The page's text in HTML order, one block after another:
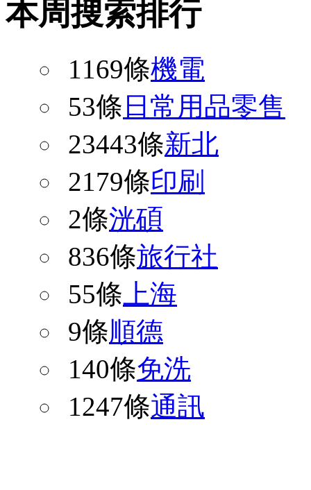
本周搜索排行
1169條機電
53條日常用品零售
23443條新北
2179條印刷
2條洸碩
836條旅行社
55條 上海
9條順德
140條免洗
1247條通訊